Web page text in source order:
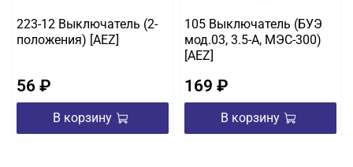
223-12 Выключатель (2-
положения) [AEZ]
56 ₽
В корзину
105 Выключатель (БУЭ
мод.03, 3.5-A, МЭС-300)
[AEZ]
169 ₽
В корзину